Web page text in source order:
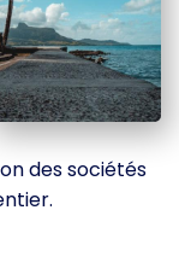
des sociétés